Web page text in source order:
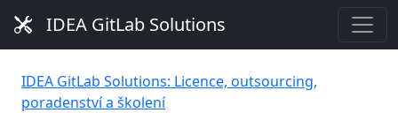
IDEA GitLab Solutions
IDEA GitLab Solutions: Licence, outsourcing,
poradenství a školení